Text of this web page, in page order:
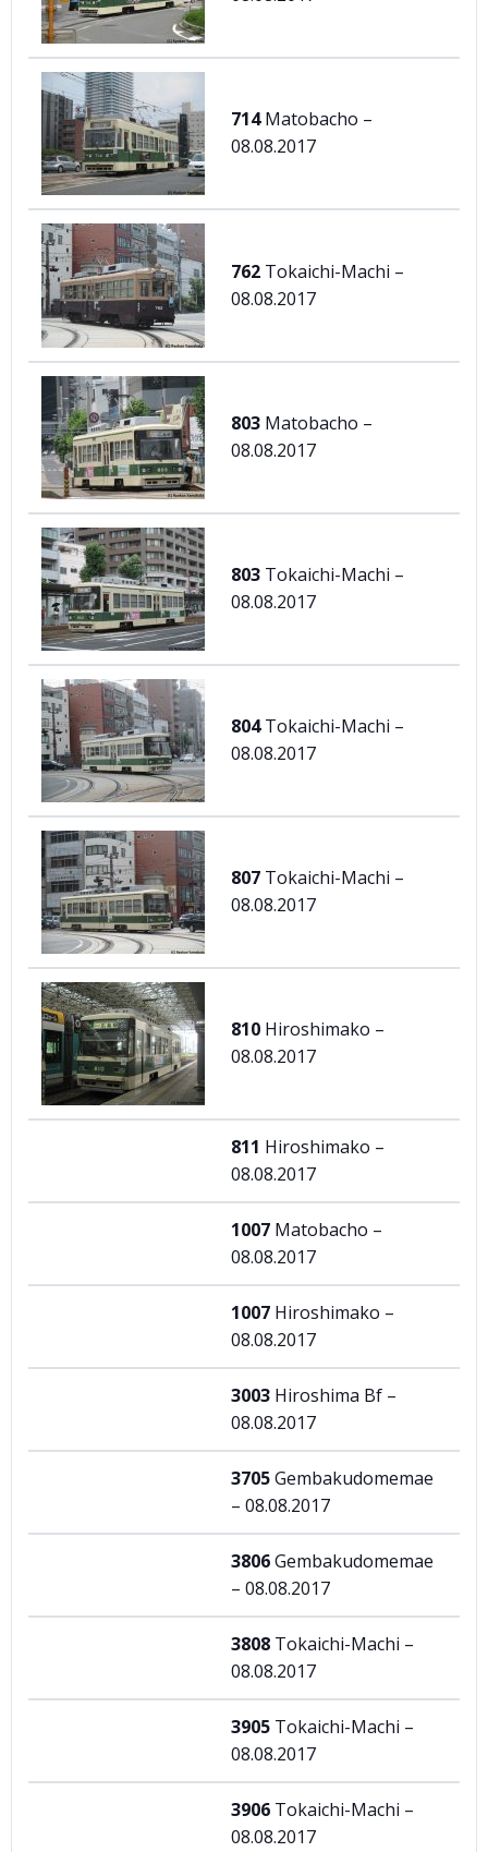
714Matobacho –
08.08.2017
762 Tokaichi-Machi –
08.08.2017
803 Matobacho –
08.08.2017
803 Tokaichi-Machi –
08.08.2017
804Tokaichi-Machi –
08.08.2017
807 Tokaichi-Machi –
08.08.2017
810 Hiroshimako –
08.08.2017
811 Hiroshimako –
08.08.2017
1007 Matobacho –
08.08.2017
1007 Hiroshimako –
08.08.2017
3003 Hiroshima Bf –
08.08.2017
3705Gembakudomemae
– 08.08.2017
3806Gembakudomemae
– 08.08.2017
3808 Tokaichi-Machi –
08.08.2017
3905 Tokaichi-Machi –
08.08.2017
3906 Tokaichi-Machi –
08.08.2017